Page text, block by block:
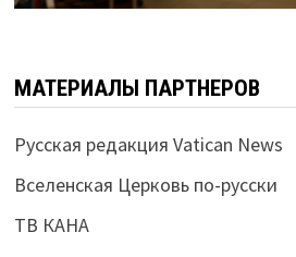
МАТЕРИАЛЫ ПАРТНЕРОВ
Русская редакция Vatican News
Вселенская Церковь по-русски
ТВ КАНА